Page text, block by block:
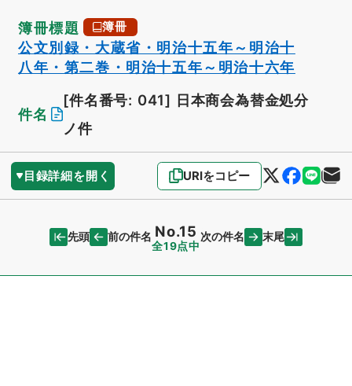
簿冊標題 簿冊
公文別録・大蔵省・明治十五年～明治十
八年・第二巻・明治十五年～明治十六年
件名
[件名番号: 041] 日本商会為替金処分
ノ件
目録詳細を開く URIをコピー
先頭 前の件名 No.15
全19点中
次の件名 末尾